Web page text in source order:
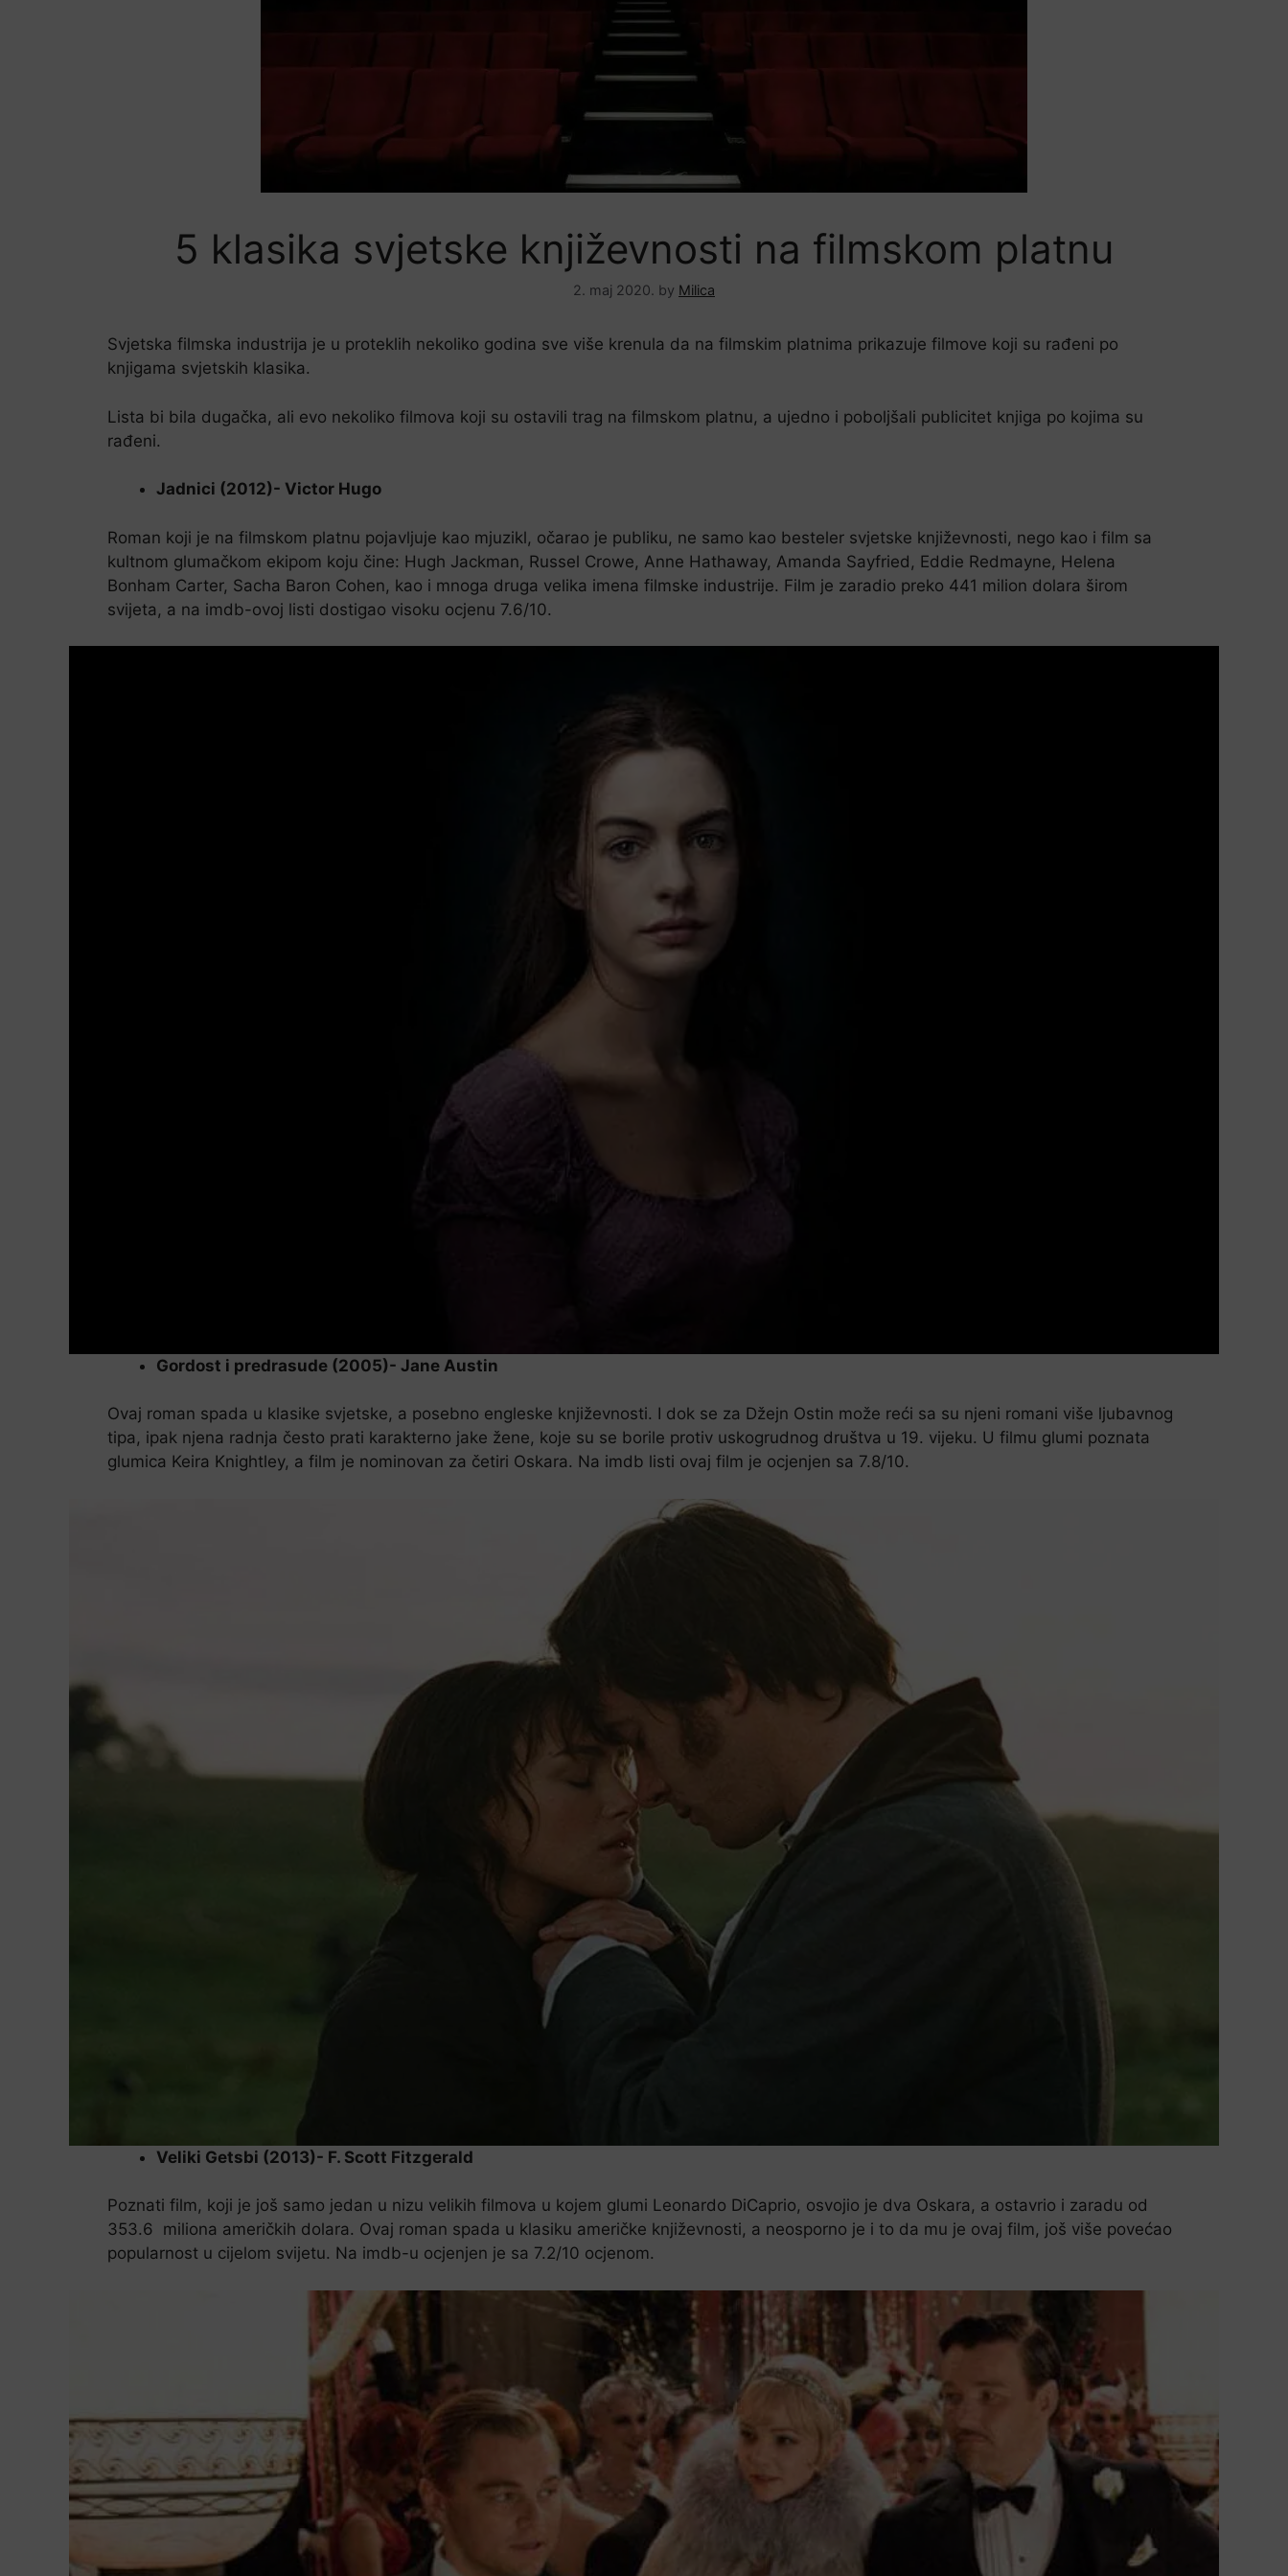
5 klasika svjetske književnosti na filmskom platnu
2. maj 2020. by Milica
Svjetska filmska industrija je u proteklih nekoliko godina sve više krenula da na filmskim platnima prikazuje filmove koji su rađeni po
knjigama svjetskih klasika.
Lista bi bila dugačka, ali evo nekoliko filmova koji su ostavili trag na filmskom platnu, a ujedno i poboljšali publicitet knjiga po kojima su
rađeni.
Jadnici (2012)- Victor Hugo
Roman koji je na filmskom platnu pojavljuje kao mjuzikl, očarao je publiku, ne samo kao besteler svjetske književnosti, nego kao i film sa
kultnom glumačkom ekipom koju čine: Hugh Jackman, Russel Crowe, Anne Hathaway, Amanda Sayfried, Eddie Redmayne, Helena
Bonham Carter, Sacha Baron Cohen, kao i mnoga druga velika imena filmske industrije. Film je zaradio preko 441 milion dolara širom
svijeta, a na imdb-ovoj listi dostigao visoku ocjenu 7.6/10.
Gordost i predrasude (2005)- Jane Austin
Ovaj roman spada u klasike svjetske, a posebno engleske književnosti. I dok se za Džejn Ostin može reći sa su njeni romani više ljubavnog
tipa, ipak njena radnja često prati karakterno jake žene, koje su se borile protiv uskogrudnog društva u 19. vijeku. U filmu glumi poznata
glumica Keira Knightley, a film je nominovan za četiri Oskara. Na imdb listi ovaj film je ocjenjen sa 7.8/10.
Veliki Getsbi (2013)- F. Scott Fitzgerald
Poznati film, koji je još samo jedan u nizu velikih filmova u kojem glumi Leonardo DiCaprio, osvojio je dva Oskara, a ostavrio i zaradu od
353.6 miliona američkih dolara. Ovaj roman spada u klasiku američke književnosti, a neosporno je i to da mu je ovaj film, još više povećao
popularnost u cijelom svijetu. Na imdb-u ocjenjen je sa 7.2/10 ocjenom.